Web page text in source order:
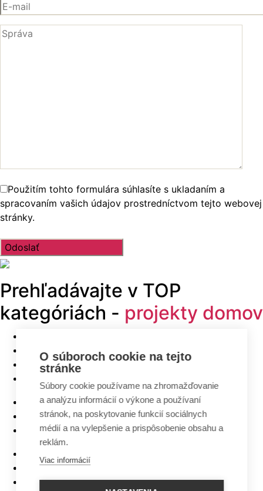
Použitím tohto formulára súhlasíte s ukladaním a
spracovaním vašich údajov prostredníctvom tejto webovej
stránky.
Prehľadávajte v TOP
kategóriách - projekty domov
Poschodové domy
Malé domy
Najlacnejšie domy z ponuky
5 izbové bungalovy
Bungalovy s rovnou strechou
Bungalovy s terasou
Bungalovy v tvare L
O súboroch cookie na tejto
stránke
Súbory cookie používame na zhromažďovanie
a analýzu informácií o výkone a používaní
stránok, na poskytovanie funkcií sociálnych
médií a na vylepšenie a prispôsobenie obsahu a
reklám.
Viac informácií